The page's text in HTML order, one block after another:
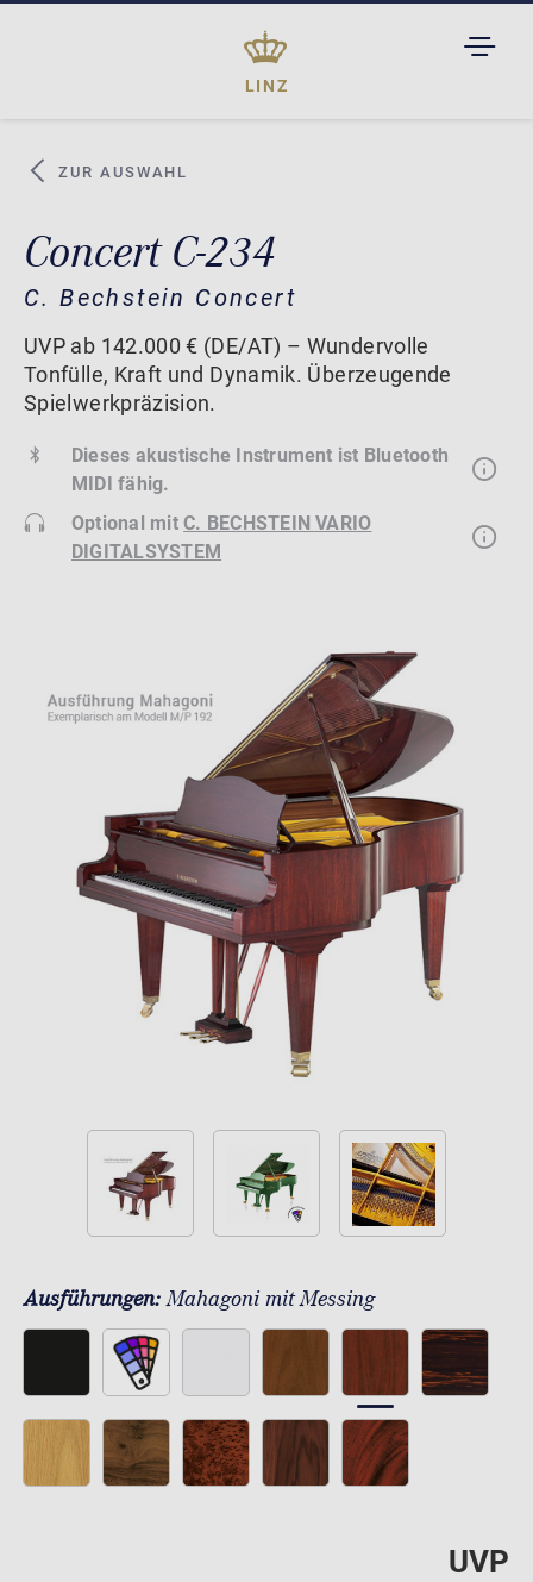
LINZ
ZUR AUSWAHL
Concert C-234
C. Bechstein Concert
UVP ab 142.000 € (DE/AT) – Wundervolle
Tonfülle, Kraft und Dynamik. Überzeugende
Spielwerkpräzision.
Dieses akustische Instrument ist Bluetooth
MIDI fähig.
Optional mitC. BECHSTEIN VARIO
DIGITALSYSTEM
Ausführungen:Mahagoni mit Messing
UVP